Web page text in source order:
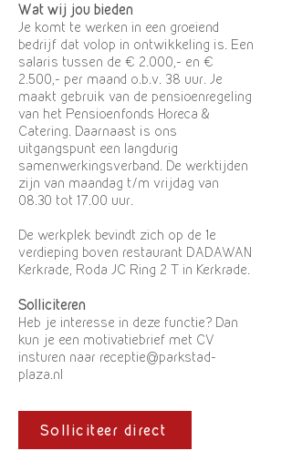
Wat wij jou bieden
Je komt te werken in een groeiend
bedrijf dat volop in ontwikkeling is. Een
salaris tussen de € 2.000,- en €
2.500,- per maand o.b.v. 38 uur. Je
maakt gebruik van de pensioenregeling
van het Pensioenfonds Horeca &
Catering. Daarnaast is ons
uitgangspunt een langdurig
samenwerkingsverband. De werktijden
zijn van maandag t/m vrijdag van
08.30 tot 17.00 uur.
De werkplek bevindt zich op de 1e
verdieping boven restaurant DADAWAN
Kerkrade, Roda JC Ring 2 T in Kerkrade.
Solliciteren
Heb je interesse in deze functie? Dan
kun je een motivatiebrief met CV
insturen naar receptie@parkstad-
plaza.nl
Solliciteer direct